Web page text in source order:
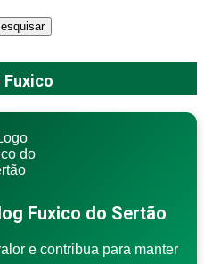
Fuxico
Fuxico do Sertão
e contribua para manter